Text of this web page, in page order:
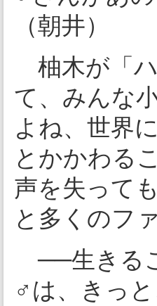
（朝井）
柚木が「
て、みんな
よね、世界
とかかわる
声を失って
と多くのフ
──生きる
♂は、きっ